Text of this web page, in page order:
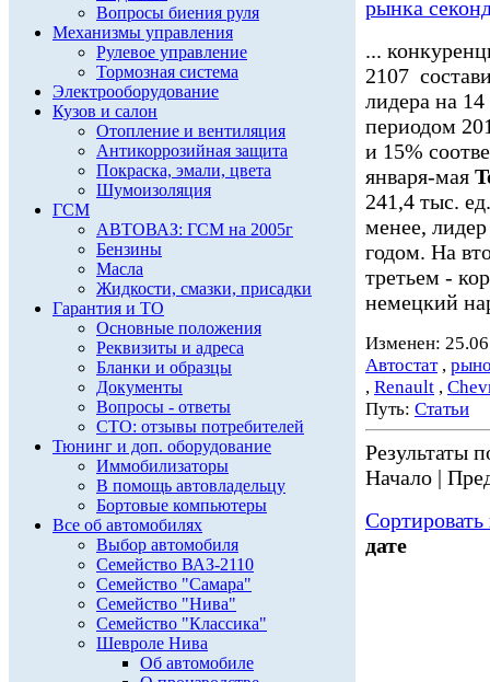
Вопросы биения руля
Механизмы управления
Рулевое управление
Тормозная система
Электрооборудование
Кузов и салон
Отопление и вентиляция
Антикоррозийная защита
Покраска, эмали, цвета
Шумоизоляция
ГСМ
АВТОВАЗ: ГСМ на 2005г
Бензины
Масла
Жидкости, смазки, присадки
Гарантия и ТО
Основные положения
Реквизиты и адреса
Бланки и образцы
Документы
Вопросы - ответы
СТО: отзывы потребителей
Тюнинг и доп. оборудование
Иммобилизаторы
В помощь автовладельцу
Бортовые компьютеры
Все об автомобилях
Выбор автомобиля
Семейство ВАЗ-2110
Семейство "Самара"
Семейство "Нива"
Семейство "Классика"
Шевроле Нива
Об автомобиле
рынка
...
2107
лидера на
периодом
и 15%
января-мая
241,4 тыс.
менее,
годом. На
третьем -
немецкий
Изменен:
Автостат,
, Renault ,
Путь: Статьи
Результаты
Начало |
дате